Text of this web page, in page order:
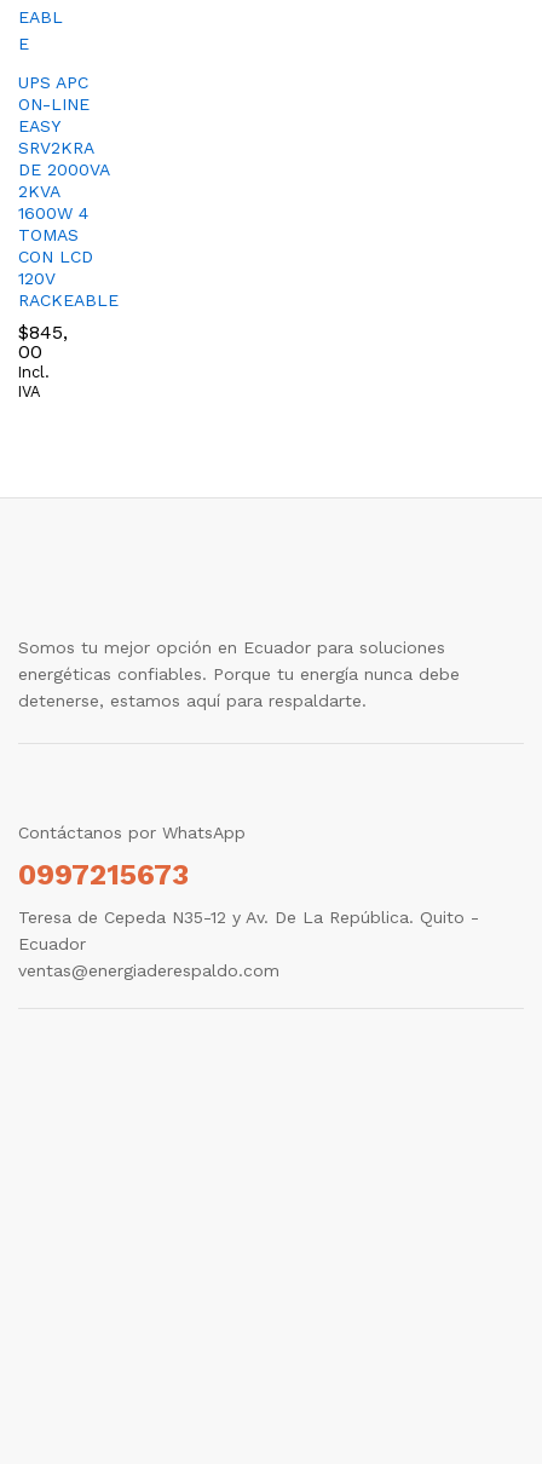
UPS APC
ON-LINE
EASY
SRV2KRA
DE 2000VA
2KVA
1600W 4
TOMAS
CON LCD
120V
RACKEABLE
$845,
00
Incl.
IVA
Somos tu mejor opción en Ecuador para soluciones
energéticas confiables. Porque tu energía nunca debe
detenerse, estamos aquí para respaldarte.
Contáctanos por WhatsApp
0997215673
Teresa de Cepeda N35-12 y Av. De La República. Quito -
Ecuador
ventas@energiaderespaldo.com